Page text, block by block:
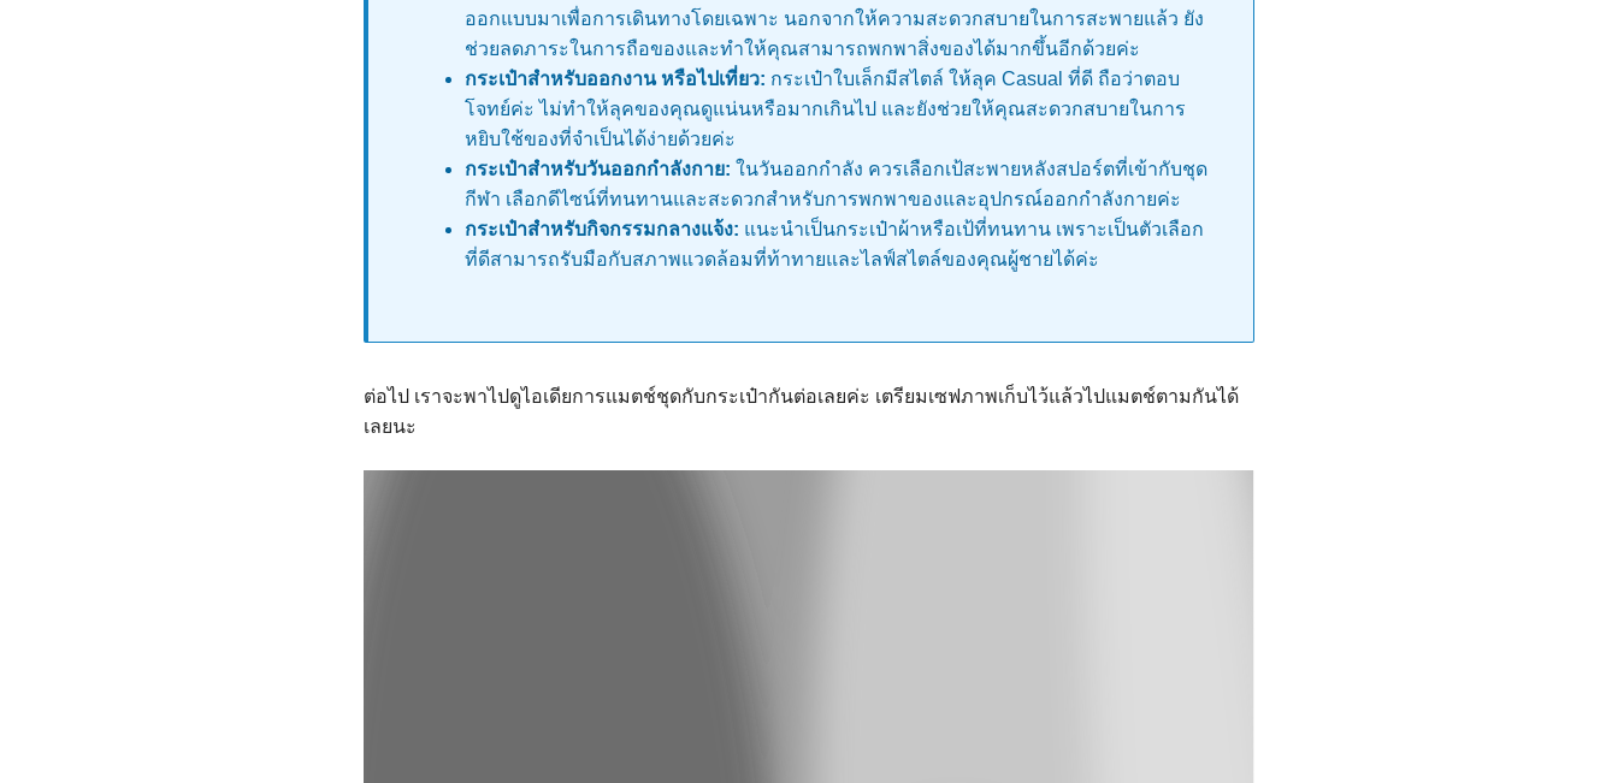
ออกแบบมาเพื่อการเดินทางโดยเฉพาะ นอกจากให้ความสะดวกสบายในการสะพายแล้ว ยัง
ช่วยลดภาระในการถือของและทำให้คุณสามารถพกพาสิ่งของได้มากขึ้นอีกด้วยค่ะ
กระเป๋าสำหรับออกงาน หรือไปเที่ยว: กระเป๋าใบเล็กมีสไตล์ ให้ลุค Casual ที่ดี ถือว่าตอบ
โจทย์ค่ะ ไม่ทำให้ลุคของคุณดูแน่นหรือมากเกินไป และยังช่วยให้คุณสะดวกสบายในการ
หยิบใช้ของที่จำเป็นได้ง่ายด้วยค่ะ
กระเป๋าสำหรับวันออกกำลังกาย: ในวันออกกำลัง ควรเลือกเป้สะพายหลังสปอร์ตที่เข้ากับชุด
กีฬา เลือกดีไซน์ที่ทนทานและสะดวกสำหรับการพกพาของและอุปกรณ์ออกกำลังกายค่ะ
กระเป๋าสำหรับกิจกรรมกลางแจ้ง: แนะนำเป็นกระเป๋าผ้าหรือเป้ที่ทนทาน เพราะเป็นตัวเลือก
ที่ดีสามารถรับมือกับสภาพแวดล้อมที่ท้าทายและไลฟ์สไตล์ของคุณผู้ชายได้ค่ะ
ต่อไป เราจะพาไปดูไอเดียการแมตช์ชุดกับกระเป๋ากันต่อเลยค่ะ เตรียมเซฟภาพเก็บไว้แล้วไปแมตช์ตามกันได้
เลยนะ